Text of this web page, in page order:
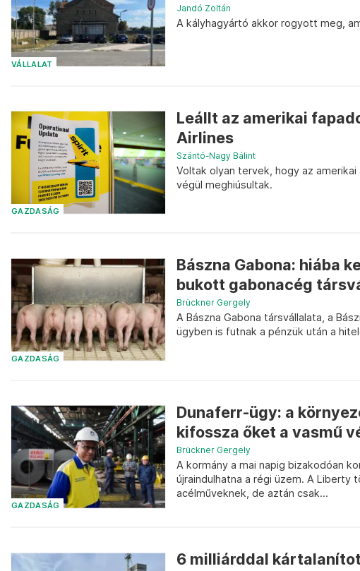
VÁLLALAT
Jandó Zoltán
A kályhagyártó akkor rogyott meg,
GAZDASÁG
Leállt az amerikai
Airlines
Szántó-Nagy Bálint
Voltak olyan tervek, hogy az
végül meghiúsultak.
GAZDASÁG
Bászna Gabona: hiába
bukott gabonacég
Brückner Gergely
A Bászna Gabona társvállalata, a
ügyben is futnak a pénzük után a
GAZDASÁG
Dunaferr-ügy: a
kifossza őket a vasmű
Brückner Gergely
A kormány a mai napig bizakodóan
újraindulhatna a régi üzem. A
acélműveknek, de aztán csak...
6 milliárddal